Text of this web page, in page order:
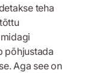
teha
põhjustada
Aga see on